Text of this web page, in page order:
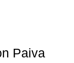
Paiva